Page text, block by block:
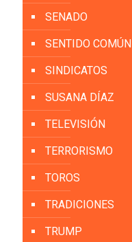
SENADO
SENTIDO COMÚN
SINDICATOS
SUSANA DÍAZ
TELEVISIÓN
TERRORISMO
TOROS
TRADICIONES
TRUMP